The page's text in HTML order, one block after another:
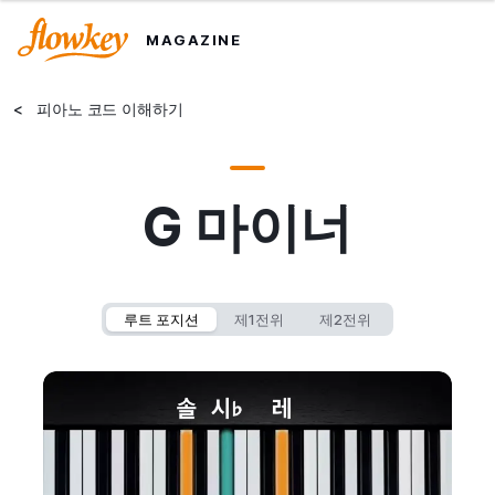
MAGAZINE
< 피아노 코드 이해하기
G 마이너
루트 포지션 제1전위 제2전위